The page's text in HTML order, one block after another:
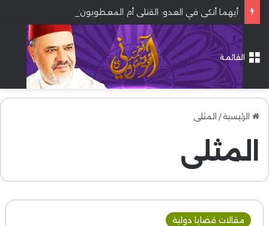
أيهما أنكى في العدو: القتلى أم المعطوبون؟
القائمة
الرئيسية/ المثلى
المثلى
مقالات قضايا دولية